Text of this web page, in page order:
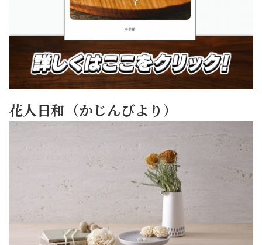
花人日和（かじんびより）